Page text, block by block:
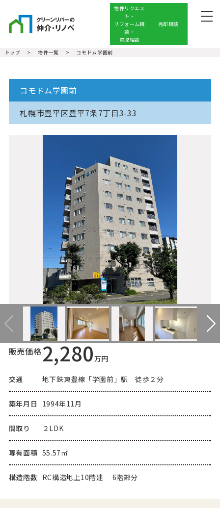
物件リクエス
ト・
リフォーム相
談・
買取相談
売却相談
売りたい
買いたい
アクセス・スタッフ紹介
コーポレートサイト
トップ 物件一覧 コモドム学園前
コモドム学園前
札幌市豊平区豊平7条7丁目3-33
販売価格2,280万円
交通 地下鉄東豊線「学園前」駅 徒歩２分
築年月日 1994年11月
間取り ２LDK
専有面積 55.57㎡
構造階数 RC構造地上10階建 6階部分